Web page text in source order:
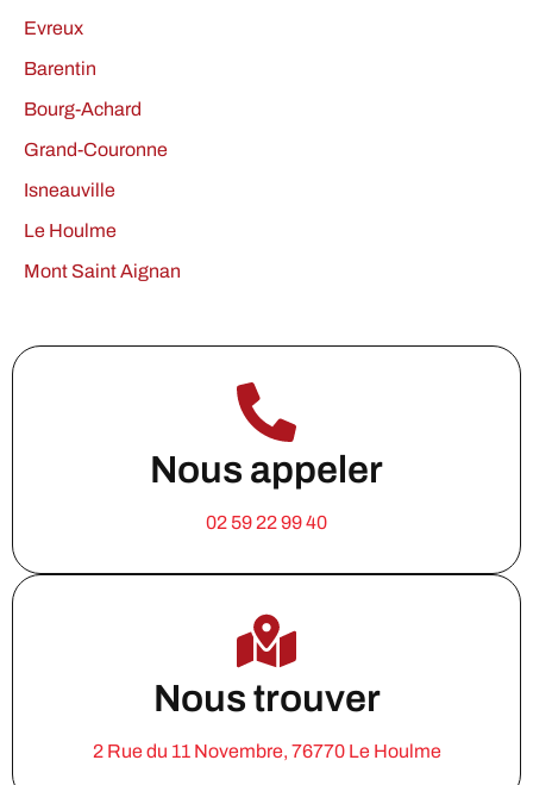
Evreux
Barentin
Bourg-Achard
Grand-Couronne
Isneauville
Le Houlme
Mont Saint Aignan
Nous appeler
02 59 22 99 40
Nous trouver
2 Rue du 11 Novembre, 76770 Le Houlme